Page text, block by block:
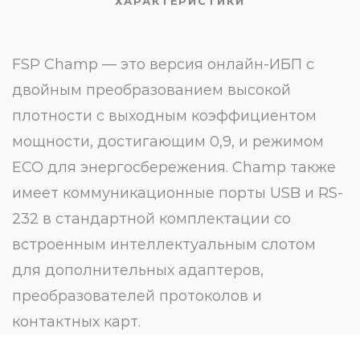
FSP Champ — это версия онлайн-ИБП с
двойным преобразованием высокой
плотности с выходным коэффициентом
мощности, достигающим 0,9, и режимом
ECO для энергосбережения. Champ также
имеет коммуникационные порты USB и RS-
232 в стандартной комплектации со
встроенным интеллектуальным слотом
для дополнительных адаптеров,
преобразователей протоколов и
контактных карт.